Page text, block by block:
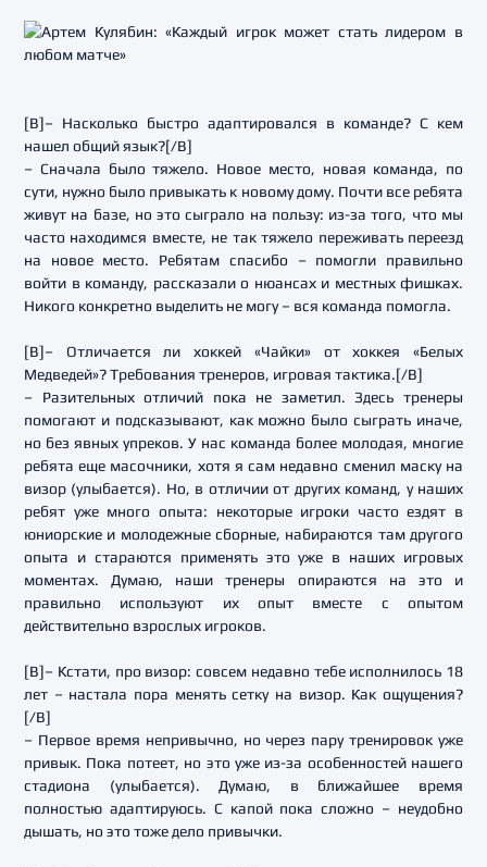
[B]– Насколько быстро адаптировался в команде? С кем
нашел общий язык?[/B]
– Сначала было тяжело. Новое место, новая команда, по
сути, нужно было привыкать к новому дому. Почти все ребята
живут на базе, но это сыграло на пользу: из-за того, что мы
часто находимся вместе, не так тяжело переживать переезд
на новое место. Ребятам спасибо – помогли правильно
войти в команду, рассказали о нюансах и местных фишках.
Никого конкретно выделить не могу – вся команда помогла.
[B]– Отличается ли хоккей «Чайки» от хоккея «Белых
Медведей»? Требования тренеров, игровая тактика.[/B]
– Разительных отличий пока не заметил. Здесь тренеры
помогают и подсказывают, как можно было сыграть иначе,
но без явных упреков. У нас команда более молодая, многие
ребята еще масочники, хотя я сам недавно сменил маску на
визор (улыбается). Но, в отличии от других команд, у наших
ребят уже много опыта: некоторые игроки часто ездят в
юниорские и молодежные сборные, набираются там другого
опыта и стараются применять это уже в наших игровых
моментах. Думаю, наши тренеры опираются на это и
правильно используют их опыт вместе с опытом
действительно взрослых игроков.
[B]– Кстати, про визор: совсем недавно тебе исполнилось 18
лет – настала пора менять сетку на визор. Как ощущения?
[/B]
– Первое время непривычно, но через пару тренировок уже
привык. Пока потеет, но это уже из-за особенностей нашего
стадиона (улыбается). Думаю, в ближайшее время
полностью адаптируюсь. С капой пока сложно – неудобно
дышать, но это тоже дело привычки.